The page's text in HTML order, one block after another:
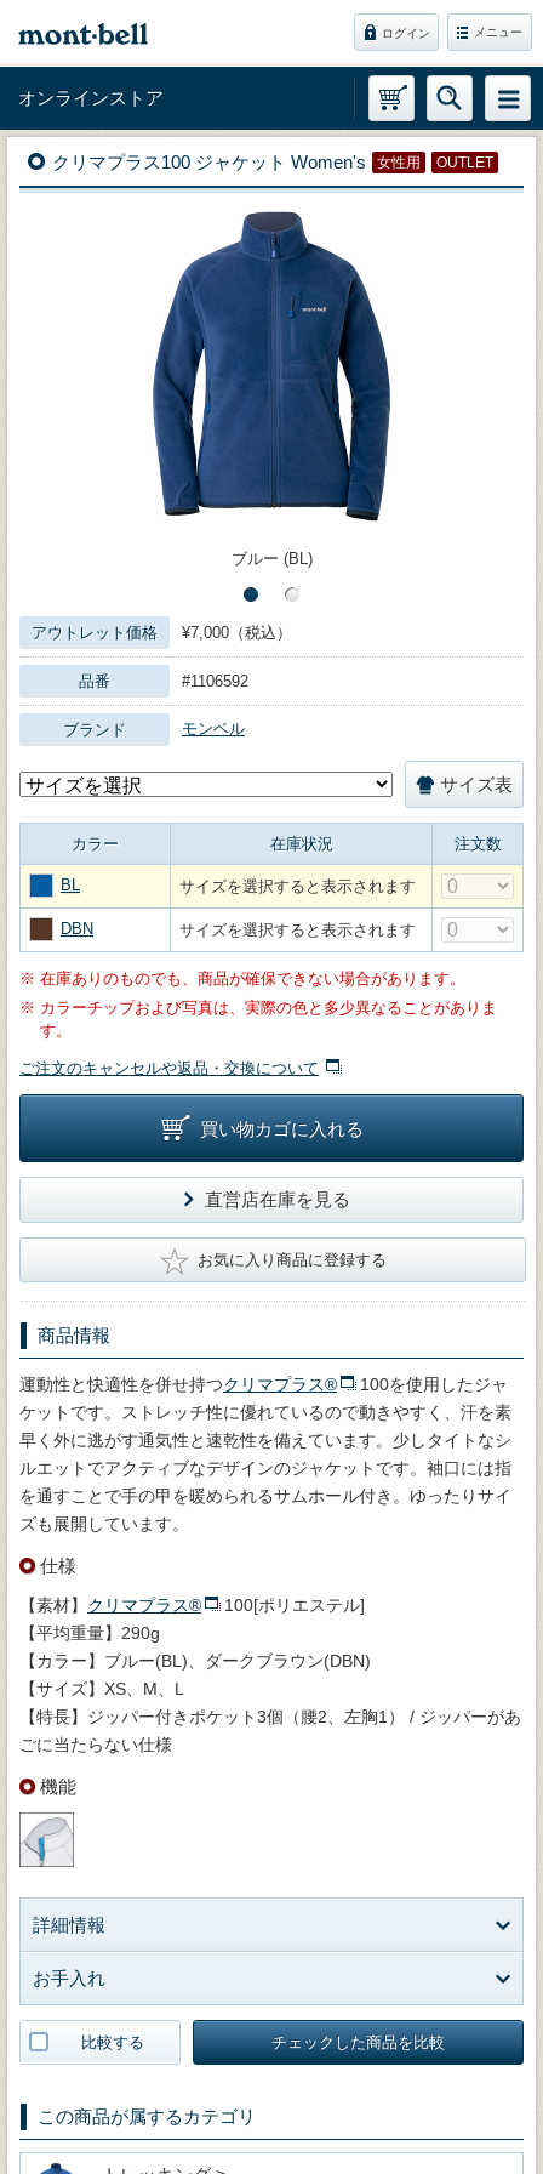
ログイン メニュー
オンラインストア
クリマプラス100 ジャケット Women's 女性用 OUTLET
ブルー (BL)
アウトレット価格 ¥7,000（税込）
品番 #1106592
ブランド モンベル
サイズ表
カラー 在庫状況 注文数
BL サイズを選択すると表示されます
DBN サイズを選択すると表示されます
※ 在庫ありのものでも、商品が確保できない場合があります。
※ カラーチップおよび写真は、実際の色と多少異なることがありま
す。
ご注文のキャンセルや返品・交換について
買い物カゴに入れる
直営店在庫を見る
★ お気に入り商品に登録する
商品情報
運動性と快適性を併せ持つクリマプラス®
100を使用したジャ
ケットです。ストレッチ性に優れているので動きやすく、汗を素
早く外に逃がす通気性と速乾性を備えています。少しタイトなシ
ルエットでアクティブなデザインのジャケットです。袖口には指
を通すことで手の甲を暖められるサムホール付き。ゆったりサイ
ズも展開しています。
仕様
【素材】 クリマプラス®
100[ポリエステル]
【平均重量】290g
【カラー】ブルー(BL)、ダークブラウン(DBN)
【サイズ】XS、M、L
【特長】ジッパー付きポケット3個（腰2、左胸1） / ジッパーがあ
ごに当たらない仕様
機能
詳細情報
お手入れ
比較する チェックした商品を比較
この商品が属するカテゴリ